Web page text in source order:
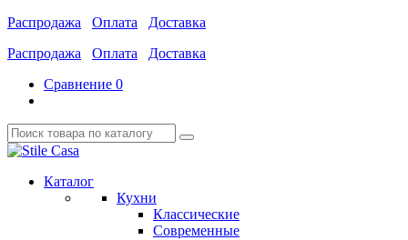
Распродажа Оплата
Доставка
Распродажа
Оплата
Доставка
Сравнение 0
Каталог
Кухни
Классические
Современные